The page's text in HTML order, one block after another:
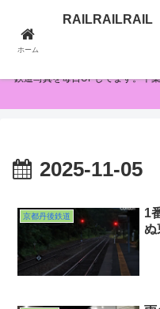
RAILRAILRAIL
鉄道写真を毎日UPしてます。千
2025-11-05
京都丹後鉄道
1
ぬ
ホーム